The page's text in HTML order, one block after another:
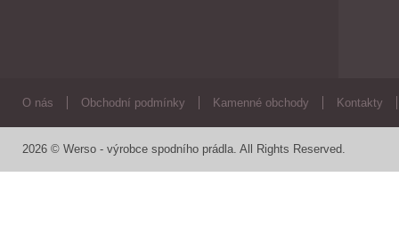
O nás Obchodní podmínky Kamenné obchody Kontakty
2026 © Werso - výrobce spodního prádla. All Rights Reserved.